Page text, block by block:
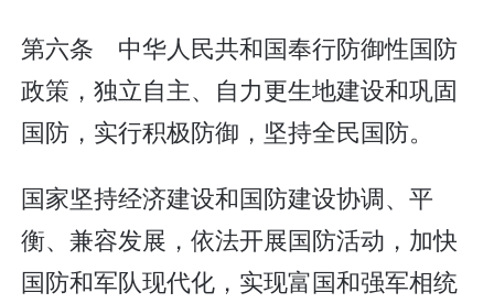
第六条 中华人民共和国奉行防御性国防
政策，独立自主、自力更生地建设和巩固
国防，实行积极防御，坚持全民国防。
国家坚持经济建设和国防建设协调、平
衡、兼容发展，依法开展国防活动，加快
国防和军队现代化，实现富国和强军相统